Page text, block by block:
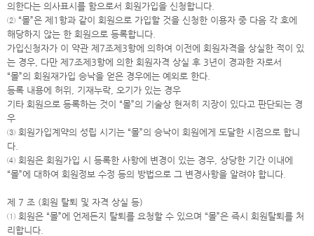
의한다는 의사표시를 함으로서 회원가입을 신청합니다.
② “몰”은 제1항과 같이 회원으로 가입할 것을 신청한 이용자 중 다음 각 호에
해당하지 않는 한 회원으로 등록합니다.
가입신청자가 이 약관 제7조제3항에 의하여 이전에 회원자격을 상실한 적이 있
는 경우, 다만 제7조제3항에 의한 회원자격 상실 후 3년이 경과한 자로서
“몰”의 회원재가입 승낙을 얻은 경우에는 예외로 한다.
등록 내용에 허위, 기재누락, 오기가 있는 경우
기타 회원으로 등록하는 것이 “몰”의 기술상 현저히 지장이 있다고 판단되는 경
우
③ 회원가입계약의 성립 시기는 “몰”의 승낙이 회원에게 도달한 시점으로 합니
다.
④ 회원은 회원가입 시 등록한 사항에 변경이 있는 경우, 상당한 기간 이내에
“몰”에 대하여 회원정보 수정 등의 방법으로 그 변경사항을 알려야 합니다.
제 7 조 (회원 탈퇴 및 자격 상실 등)
① 회원은 “몰”에 언제든지 탈퇴를 요청할 수 있으며 “몰”은 즉시 회원탈퇴를 처
리합니다.